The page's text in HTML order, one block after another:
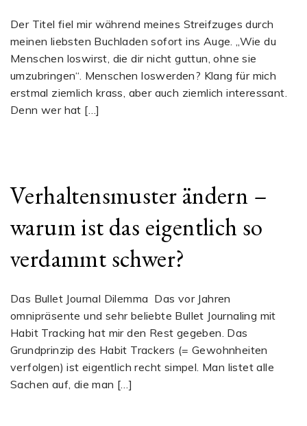
Der Titel fiel mir während meines Streifzuges durch
meinen liebsten Buchladen sofort ins Auge. „Wie du
Menschen loswirst, die dir nicht guttun, ohne sie
umzubringen“. Menschen loswerden? Klang für mich
erstmal ziemlich krass, aber auch ziemlich interessant.
Denn wer hat […]
Verhaltensmuster ändern –
warum ist das eigentlich so
verdammt schwer?
Das Bullet Journal Dilemma Das vor Jahren
omnipräsente und sehr beliebte Bullet Journaling mit
Habit Tracking hat mir den Rest gegeben. Das
Grundprinzip des Habit Trackers (= Gewohnheiten
verfolgen) ist eigentlich recht simpel. Man listet alle
Sachen auf, die man […]